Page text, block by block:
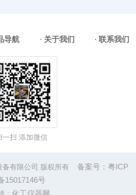
导航 关于我们 联系我们
一扫 添加微信
备有限公司 版权所有 备案号：粤ICP
15017146号
化工仪器网